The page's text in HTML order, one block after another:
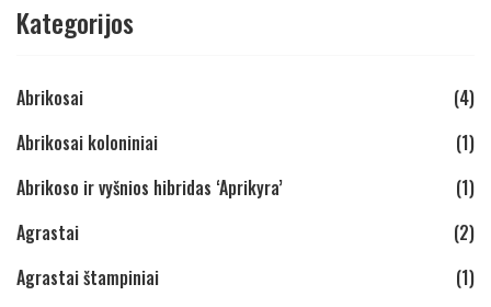
Kategorijos
Abrikosai
(4)
Abrikosai koloniniai
(1)
Abrikoso ir vyšnios hibridas ‘Aprikyra’
(1)
Agrastai
(2)
Agrastai štampiniai
(1)